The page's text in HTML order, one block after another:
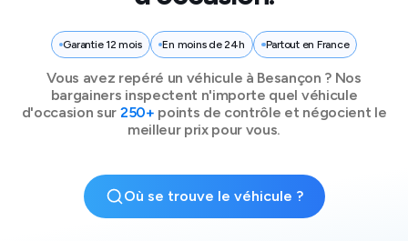
Garantie 12 mois En moins de 24h Partout en France
Vous avez repéré un véhicule à Besançon ? Nos
bargainers inspectent n'importe quel véhicule
d'occasion sur 250+ points de contrôle et négocient le
meilleur prix pour vous.
Où se trouve le véhicule ?